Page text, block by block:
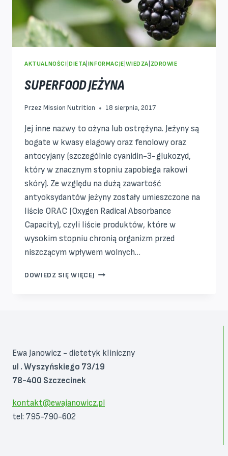
AKTUALNOŚCI |DIETA INFORMACJE |WIEDZA ZDROWIE
SUPERFOOD JEŻYNA
Przez Mission Nutrition 18 sierpnia, 2017
Jej inne nazwy to ożyna lub ostrężyna. Jeżyny są
bogate w kwasy elagowy oraz fenolowy oraz
antocyjany (szczególnie cyanidin-3-glukozyd,
który w znacznym stopniu zapobiega rakowi
skóry). Ze względu na dużą zawartość
antyoksydantów jeżyny zostały umieszczone na
liście ORAC (Oxygen Radical Absorbance
Capacity), czyli liście produktów, które w
wysokim stopniu chronią organizm przed
niszczącym wpływem wolnych…
DOWIEDZ SIĘ WIĘCEJ SUPERFOOD
Ewa Janowicz - dietetyk kliniczny
ul . Wyszyńskiego 73/19
78-400 Szczecinek
kontakt@ewajanowicz.pl
tel: 795-790-602